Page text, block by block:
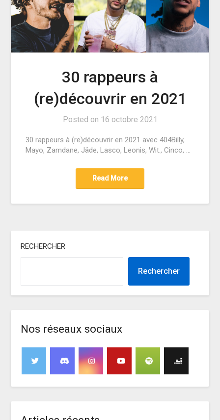
30 rappeurs à
(re)découvrir en 2021
Posted on 16 octobre 2021
30 rappeurs à (re)découvrir en 2021 avec 404Billy,
Mayo, Zamdane, Jäde, Lasco, Leonis, Wit., Cinco, …
Read More
RECHERCHER
Rechercher
Nos réseaux sociaux